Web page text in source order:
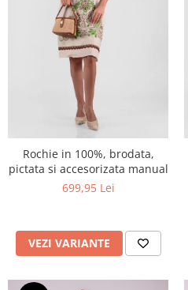
Rochie in 100%, brodata,
pictata si accesorizata manual
699,95 Lei
VEZI VARIANTE